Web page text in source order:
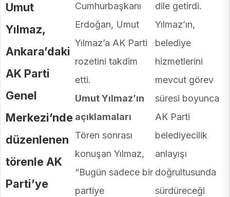
Umut
Yılmaz,
Ankara’daki
AK Parti
Genel
Merkezi’nde
düzenlenen
törenle AK
Parti’ye
Cumhurbaşkanı
Erdoğan, Umut
Yılmaz’a AK Parti
rozetini takdim
etti.
Umut Yılmaz’ın
açıklamaları
Tören sonrası
konuşan Yılmaz,
“Bugün sadece bir
partiye
dile getirdi.
Yılmaz’ın,
belediye
hizmetlerini
mevcut görev
süresi boyunca
AK Parti
belediyecilik
anlayışı
doğrultusunda
sürdüreceği